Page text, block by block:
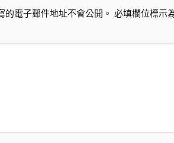
的電子郵件地址不會公開。 必填欄位標示